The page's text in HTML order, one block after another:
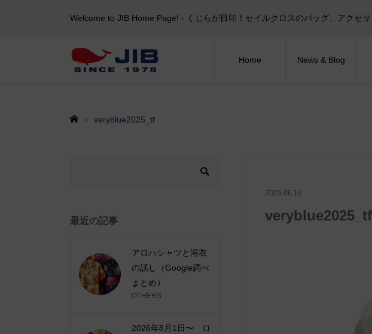
Welcome to JIB Home Page! ‐ くじらが目印！セイルクロスのバッグ、アクセサ
Home News & Blog
veryblue2025_tf
2025.06.16
veryblue2025_tf
最近の記事
アロハシャツと浴衣
の話し（Google調べ
まとめ）
OTHERS
2026年8月1日〜 ロ